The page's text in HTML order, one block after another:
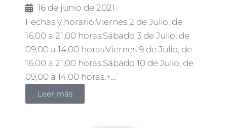
16 de junio de 2021
Fechas y horario:Viernes 2 de Julio, de
16,00 a 21,00 horas.Sábado 3 de Julio, de
09,00 a 14,00 horas.Viernes 9 de Julio, de
16,00 a 21,00 horas.Sábado 10 de Julio, de
09,00 a 14,00 horas.+…
Leer más